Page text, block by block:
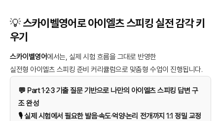
💡 스카이벨영어로 아이엘츠 스피킹 실전 감각 키
우기
스카이벨영어에서는, 실제 시험 흐름을 그대로 반영한
실전형 아이엘츠 스피킹 준비 커리큘럼으로 맞춤형 수업이 진행됩니다.
💬 Part 1·2·3 기출 질문 기반으로 나만의 아이엘츠 스피킹 답변 구
조 완성
🎙️ 실제 시험에서 필요한 발음·속도·억양·논리 전개까지 1:1 정밀 교정